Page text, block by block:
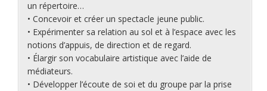
un répertoire…
• Concevoir et créer un spectacle jeune public.
• Expérimenter sa relation au sol et à l’espace avec les
notions d’appuis, de direction et de regard.
• Élargir son vocabulaire artistique avec l’aide de
médiateurs.
• Développer l’écoute de soi et du groupe par la prise